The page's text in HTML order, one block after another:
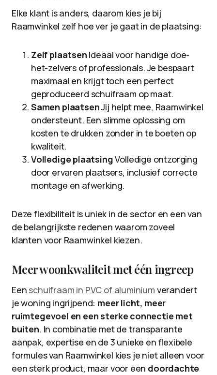
Elke klant is anders, daarom kies je bij
Raamwinkel zelf hoe ver je gaat in de plaatsing:
Zelf plaatsen Ideaal voor handige doe-
het-zelvers of professionals. Je bespaart
maximaal en krijgt toch een perfect
geproduceerd schuifraam op maat.
Samen plaatsenJij helpt mee, Raamwinkel
ondersteunt. Een slimme oplossing om
kosten te drukken zonder in te boeten op
kwaliteit.
Volledige plaatsingVolledige ontzorging
door ervaren plaatsers, inclusief correcte
montage en afwerking.
Deze flexibiliteit is uniek in de sector en een van
de belangrijkste redenen waarom zoveel
klanten voor Raamwinkel kiezen.
Meer woonkwaliteit met één ingreep
Een schuifraam in PVC of aluminium verandert
je woning ingrijpend: meer licht, meer
ruimtegevoel en een sterke connectie met
buiten. In combinatie met de transparante
aanpak, expertise en de 3 unieke en flexibele
formules van Raamwinkel kies je niet alleen voor
een sterk product, maar voor een doordachte